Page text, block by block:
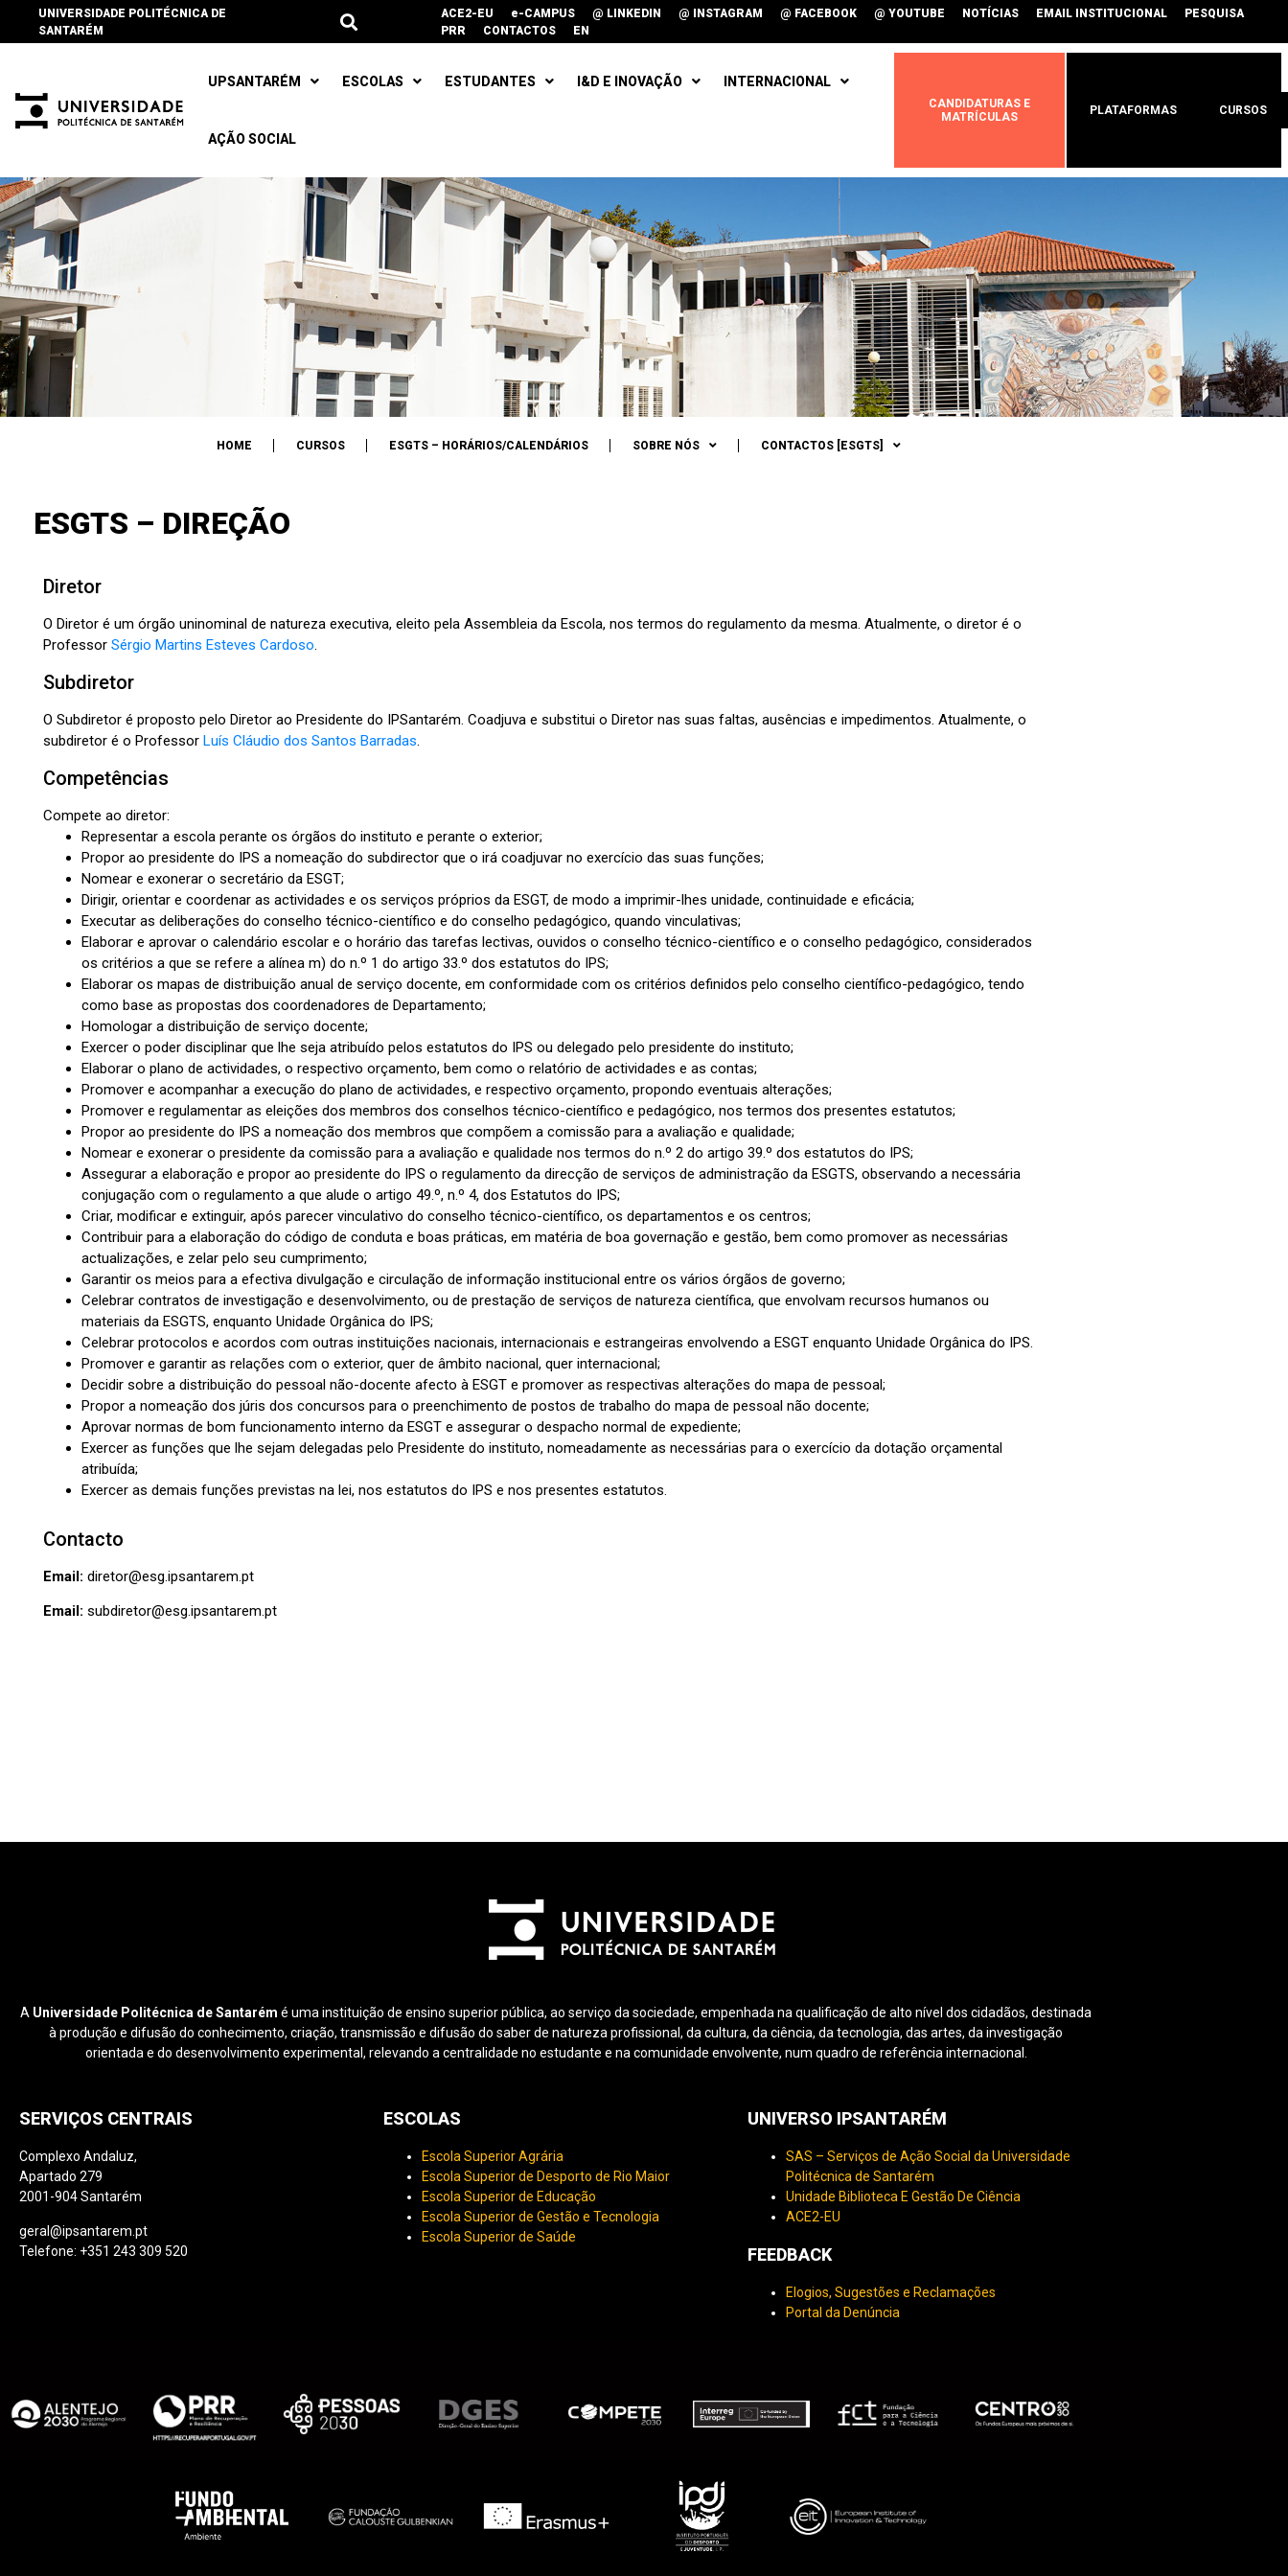
UNIVERSIDADE POLITÉCNICA DE
SANTARÉM
ACE2-EU e-CAMPUS @ LINKEDIN @ INSTAGRAM @ FACEBOOK @ YOUTUBE NOTÍCIAS EMAIL INSTITUCIONAL
PESQUISA
PRR
CONTACTOS EN
UPSANTARÉM ESCOLAS ESTUDANTES I&D E INOVAÇÃO INTERNACIONAL
AÇÃO SOCIAL
CANDIDATURAS E
MATRÍCULAS
PLATAFORMAS CURSOS
ESCOLA SUPERIOR DE GESTÃO E
HOME CURSOS ESGTS – HORÁRIOS/CALENDÁRIOS SOBRE NÓS CONTACTOS [ESGTS]
ESGTS – DIREÇÃO
Diretor
O Diretor é um órgão uninominal de natureza executiva, eleito pela Assembleia da Escola, nos termos do regulamento da mesma. Atualmente, o diretor é o
Professor Sérgio Martins Esteves Cardoso.
Subdiretor
O Subdiretor é proposto pelo Diretor ao Presidente do IPSantarém. Coadjuva e substitui o Diretor nas suas faltas, ausências e impedimentos. Atualmente, o
subdiretor é o Professor Luís Cláudio dos Santos Barradas.
Competências
Compete ao diretor:
Representar a escola perante os órgãos do instituto e perante o exterior;
Propor ao presidente do IPS a nomeação do subdirector que o irá coadjuvar no exercício das suas funções;
Nomear e exonerar o secretário da ESGT;
Dirigir, orientar e coordenar as actividades e os serviços próprios da ESGT, de modo a imprimir-lhes unidade, continuidade e eficácia;
Executar as deliberações do conselho técnico-científico e do conselho pedagógico, quando vinculativas;
Elaborar e aprovar o calendário escolar e o horário das tarefas lectivas, ouvidos o conselho técnico-científico e o conselho pedagógico, considerados
os critérios a que se refere a alínea m) do n.º 1 do artigo 33.º dos estatutos do IPS;
Elaborar os mapas de distribuição anual de serviço docente, em conformidade com os critérios definidos pelo conselho científico-pedagógico, tendo
como base as propostas dos coordenadores de Departamento;
Homologar a distribuição de serviço docente;
Exercer o poder disciplinar que lhe seja atribuído pelos estatutos do IPS ou delegado pelo presidente do instituto;
Elaborar o plano de actividades, o respectivo orçamento, bem como o relatório de actividades e as contas;
Promover e acompanhar a execução do plano de actividades, e respectivo orçamento, propondo eventuais alterações;
Promover e regulamentar as eleições dos membros dos conselhos técnico-científico e pedagógico, nos termos dos presentes estatutos;
Propor ao presidente do IPS a nomeação dos membros que compõem a comissão para a avaliação e qualidade;
Nomear e exonerar o presidente da comissão para a avaliação e qualidade nos termos do n.º 2 do artigo 39.º dos estatutos do IPS;
Assegurar a elaboração e propor ao presidente do IPS o regulamento da direcção de serviços de administração da ESGTS, observando a necessária
conjugação com o regulamento a que alude o artigo 49.º, n.º 4, dos Estatutos do IPS;
Criar, modificar e extinguir, após parecer vinculativo do conselho técnico-científico, os departamentos e os centros;
Contribuir para a elaboração do código de conduta e boas práticas, em matéria de boa governação e gestão, bem como promover as necessárias
actualizações, e zelar pelo seu cumprimento;
Garantir os meios para a efectiva divulgação e circulação de informação institucional entre os vários órgãos de governo;
Celebrar contratos de investigação e desenvolvimento, ou de prestação de serviços de natureza científica, que envolvam recursos humanos ou
materiais da ESGTS, enquanto Unidade Orgânica do IPS;
Celebrar protocolos e acordos com outras instituições nacionais, internacionais e estrangeiras envolvendo a ESGT enquanto Unidade Orgânica do IPS.
Promover e garantir as relações com o exterior, quer de âmbito nacional, quer internacional;
Decidir sobre a distribuição do pessoal não-docente afecto à ESGT e promover as respectivas alterações do mapa de pessoal;
Propor a nomeação dos júris dos concursos para o preenchimento de postos de trabalho do mapa de pessoal não docente;
Aprovar normas de bom funcionamento interno da ESGT e assegurar o despacho normal de expediente;
Exercer as funções que lhe sejam delegadas pelo Presidente do instituto, nomeadamente as necessárias para o exercício da dotação orçamental
atribuída;
Exercer as demais funções previstas na lei, nos estatutos do IPS e nos presentes estatutos.
Contacto
Email: diretor@esg.ipsantarem.pt
Email: subdiretor@esg.ipsantarem.pt
A Universidade Politécnica de Santarém é uma instituição de ensino superior pública, ao serviço da sociedade, empenhada na qualificação de alto nível dos cidadãos, destinada
à produção e difusão do conhecimento, criação, transmissão e difusão do saber de natureza profissional, da cultura, da ciência, da tecnologia, das artes, da investigação
orientada e do desenvolvimento experimental, relevando a centralidade no estudante e na comunidade envolvente, num quadro de referência internacional.
SERVIÇOS CENTRAIS
Complexo Andaluz,
Apartado 279
2001-904 Santarém
geral@ipsantarem.pt
Telefone: +351 243 309 520
ESCOLAS
Escola Superior Agrária
Escola Superior de Desporto de Rio Maior
Escola Superior de Educação
Escola Superior de Gestão e Tecnologia
Escola Superior de Saúde
UNIVERSO IPSANTARÉM
SAS – Serviços de Ação Social da Universidade
Politécnica de Santarém
Unidade Biblioteca E Gestão De Ciência
ACE2-EU
FEEDBACK
Elogios, Sugestões e Reclamações
Portal da Denúncia